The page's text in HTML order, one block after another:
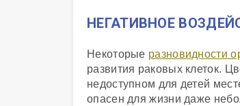
НЕГАТИВНОЕ
Некоторые разновидности
развития раковых клеток.
недоступном для детей
опасен для жизни даже